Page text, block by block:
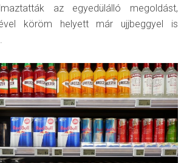
az egyedülálló megoldást,
köröm helyett már ujjbeggyel is